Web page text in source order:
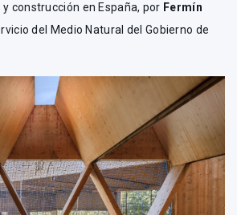
construcción en España, por Fermín
del Medio Natural del Gobierno de